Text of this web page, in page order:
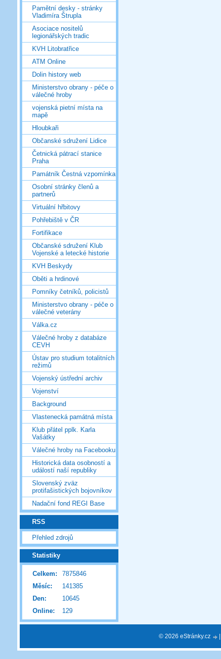
Pamětní desky - stránky
Vladimíra Štrupla
Asociace nositelů
legionářských tradic
KVH Litobratřice
ATM Online
Dolin history web
Ministerstvo obrany - péče o
válečné hroby
vojenská pietní místa na
mapě
Hloubkaři
Občanské sdružení Lidice
Četnická pátrací stanice
Praha
Památník Čestná vzpomínka
Osobní stránky členů a
partnerů
Virtuální hřbitovy
Pohřebiště v ČR
Fortifikace
Občanské sdružení Klub
Vojenské a letecké historie
KVH Beskydy
Oběti a hrdinové
Pomníky četníků, policistů
Ministerstvo obrany - péče o
válečné veterány
Válka.cz
Válečné hroby z databáze
CEVH
Ústav pro studium totalitních
režimů
Vojenský ústřední archiv
Vojenství
Background
Vlastenecká památná místa
Klub přátel pplk. Karla
Vašátky
Válečné hroby na Facebooku
Historická data osobností a
událostí naší republiky
Slovenský zväz
protifašistických bojovníkov
Nadační fond REGI Base
RSS
Přehled zdrojů
Statistiky
Online: 129
Celkem:
7875846
Měsíc:
141385
Den:
10645
© 2026 eStránky.cz